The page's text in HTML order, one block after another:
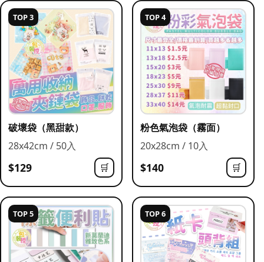
TOP 3
破壞袋（黑甜款）
28x42cm / 50入
$129 🛒
TOP 4
粉色氣泡袋（霧面）
20x28cm / 10入
$140 🛒
TOP 5 TOP 6